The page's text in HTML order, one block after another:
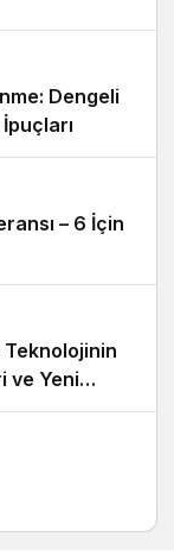
Dengeli
– 6 İçin
ve Yeni